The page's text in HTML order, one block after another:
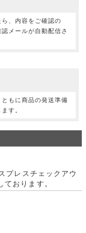
、内容をご確認の
メールが自動配信さ
もに商品の発送準備
す。
プレスチェックアウ
おります。